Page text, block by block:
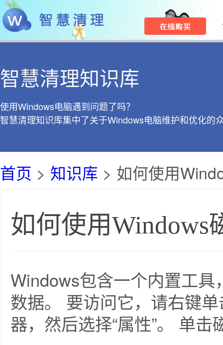
智慧清理知识库
使用Windows电脑遇到问题了吗？
智慧清理知识库集中了关于Windows电脑维护和优化的
首页 > 知识库 > 如何使用
如何使用Windows
Windows包含一个内置工
数据。 要访问它，请右键
器，然后选择“属性”。 单